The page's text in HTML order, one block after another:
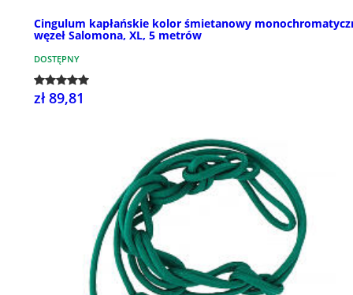
Cingulum kapłańskie kolor śmietanowy
węzeł Salomona, XL, 5 metrów
DOSTĘPNY
zł 89,81